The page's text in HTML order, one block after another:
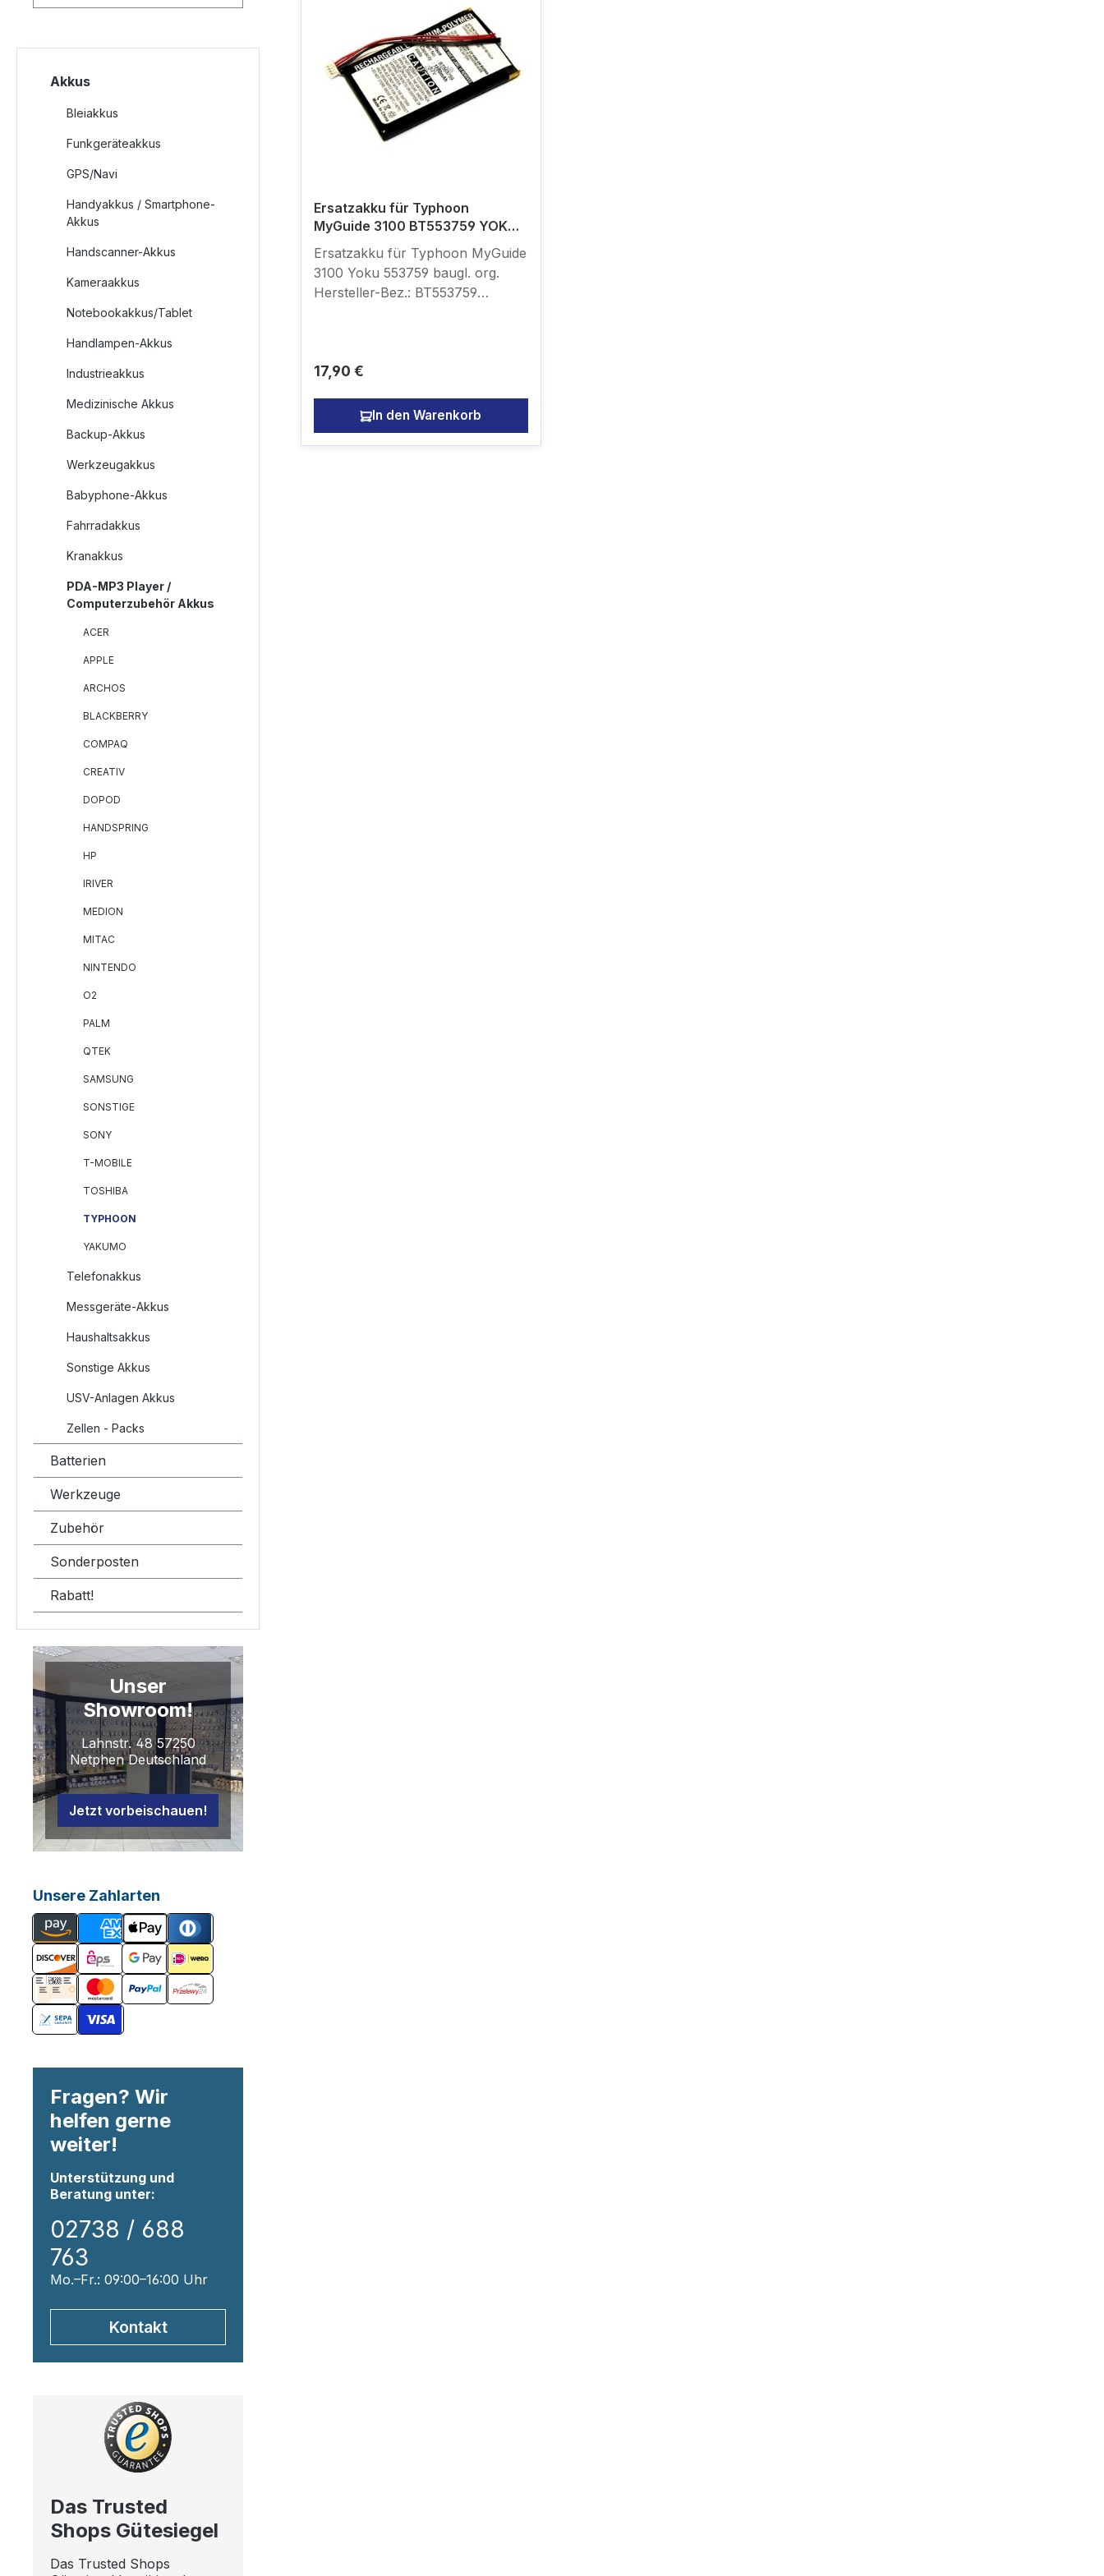
Akkus
Bleiakkus
Funkgeräteakkus
GPS/Navi
Handyakkus / Smartphone-
Akkus
Handscanner-Akkus
Kameraakkus
Notebookakkus/Tablet
Handlampen-Akkus
Industrieakkus
Medizinische Akkus
Backup-Akkus
Werkzeugakkus
Babyphone-Akkus
Fahrradakkus
Kranakkus
PDA-MP3 Player /
Computerzubehör Akkus
ACER
APPLE
ARCHOS
BLACKBERRY
COMPAQ
CREATIV
DOPOD
HANDSPRING
HP
IRIVER
MEDION
MITAC
NINTENDO
O2
PALM
QTEK
SAMSUNG
SONSTIGE
SONY
T-MOBILE
TOSHIBA
TYPHOON
YAKUMO
Telefonakkus
Messgeräte-Akkus
Haushaltsakkus
Sonstige Akkus
USV-Anlagen Akkus
Zellen - Packs
Batterien
Werkzeuge
Zubehör
Sonderposten
Rabatt!
Unser
Showroom!
Lahnstr. 48 57250
Netphen Deutschland
Jetzt vorbeischauen!
Unsere Zahlarten
Fragen? Wir
helfen gerne
weiter!
Unterstützung und
Beratung unter:
02738 / 688
763
Mo.–Fr.: 09:00–16:00 Uhr
Kontakt
Das Trusted
Shops Gütesiegel
Das Trusted Shops
Ersatzakku für Typhoon
MyGuide 3100 BT553759 YOKU
553759
Ersatzakku für Typhoon MyGuide
3100 Yoku 553759 baugl. org.
Hersteller-Bez.: BT553759
Originalakku
Regulärer Preis:
17,90 €
In den Warenkorb